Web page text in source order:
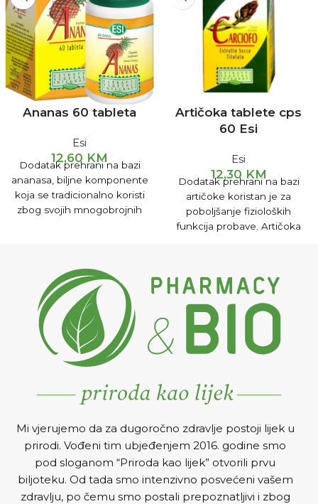
Ananas 60 tableta
Esi
12,60 KM
Dodatak prehrani na bazi
ananasa, biljne komponente
koja se tradicionalno koristi
zbog svojih mnogobrojnih
ukoliko je dijete starije od 6
mjeseci)
Artičoka tablete cps
60 Esi
Esi
12,30 KM
Dodatak prehrani na bazi
artičoke koristan je za
poboljšanje fizioloških
funkcija probave. Artičoka
kamenca i smanjuje
koncentraciju holesterola u
krvi.
Mi vjerujemo da za dugoročno zdravlje postoji lijek u
prirodi. Vođeni tim ubjeđenjem 2016. godine smo
pod sloganom “Priroda kao lijek” otvorili prvu
biljoteku. Od tada smo intenzivno posvećeni vašem
zdravlju, po čemu smo postali prepoznatljivi i zbog